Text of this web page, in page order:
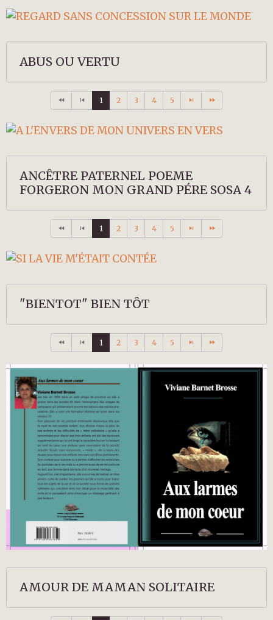
ABUS OU VERTU
1 2 3 4 5
ANCÊTRE PATERNEL POEME
FORGERON MON GRAND PÉRE SOSA 4
1 2 3 4 5
"BIENTOT" BIEN TÔT
1 2 3 4 5
AMOUR DE MAMAN SOLITAIRE